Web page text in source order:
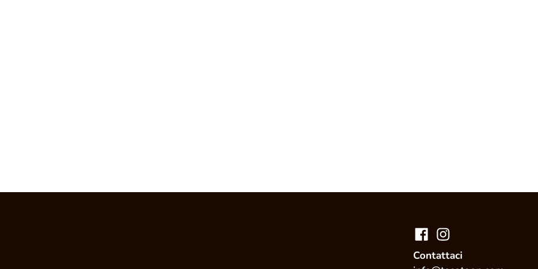
Contattaci